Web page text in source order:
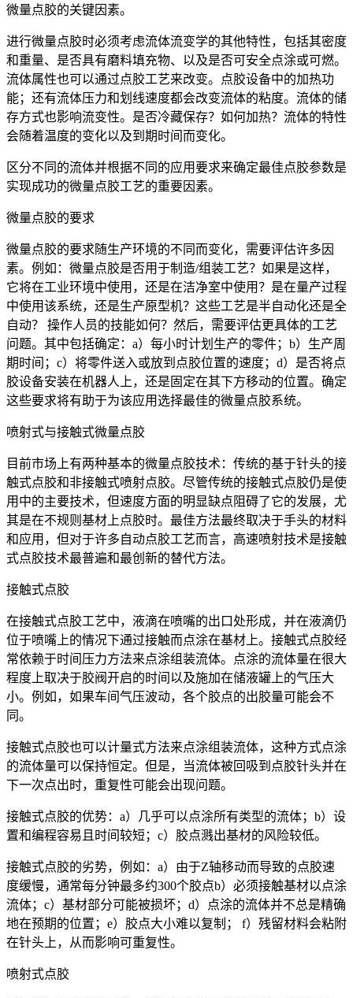
微量点胶的关键因素。
进行微量点胶时必须考虑流体流变学的其他特性，包括其密度
和重量、是否具有磨料填充物、以及是否可安全点涂或可燃。
流体属性也可以通过点胶工艺来改变。点胶设备中的加热功
能；还有流体压力和划线速度都会改变流体的粘度。流体的储
存方式也影响流变性。是否冷藏保存？如何加热？流体的特性
会随着温度的变化以及到期时间而变化。
区分不同的流体并根据不同的应用要求来确定最佳点胶参数是
实现成功的微量点胶工艺的重要因素。
微量点胶的要求
微量点胶的要求随生产环境的不同而变化，需要评估许多因
素。例如：微量点胶是否用于制造/组装工艺？如果是这样，
它将在工业环境中使用，还是在洁净室中使用？是在量产过程
中使用该系统，还是生产原型机？这些工艺是半自动化还是全
自动？ 操作人员的技能如何？然后，需要评估更具体的工艺
问题。其中包括确定：a）每小时计划生产的零件；b）生产周
期时间；c）将零件送入或放到点胶位置的速度；d）是否将点
胶设备安装在机器人上，还是固定在其下方移动的位置。确定
这些要求将有助于为该应用选择最佳的微量点胶系统。
喷射式与接触式微量点胶
目前市场上有两种基本的微量点胶技术：传统的基于针头的接
触式点胶和非接触式喷射点胶。尽管传统的接触式点胶仍是使
用中的主要技术，但速度方面的明显缺点阻碍了它的发展，尤
其是在不规则基材上点胶时。最佳方法最终取决于手头的材料
和应用，但对于许多自动点胶工艺而言，高速喷射技术是接触
式点胶技术最普遍和最创新的替代方法。
接触式点胶
在接触式点胶工艺中，液滴在喷嘴的出口处形成，并在液滴仍
位于喷嘴上的情况下通过接触而点涂在基材上。接触式点胶经
常依赖于时间压力方法来点涂组装流体。点涂的流体量在很大
程度上取决于胶阀开启的时间以及施加在储液罐上的气压大
小。例如，如果车间气压波动，各个胶点的出胶量可能会不
同。
接触式点胶也可以计量式方法来点涂组装流体，这种方式点涂
的流体量可以保持恒定。但是，当流体被回吸到点胶针头并在
下一次点出时，重复性可能会出现问题。
接触式点胶的优势：a）几乎可以点涂所有类型的流体；b）设
置和编程容易且时间较短；c）胶点溅出基材的风险较低。
接触式点胶的劣势，例如：a）由于Z轴移动而导致的点胶速
度缓慢，通常每分钟最多约300个胶点b）必须接触基材以点涂
流体；c）基材部分可能被损坏；d）点涂的流体并不总是精确
地在预期的位置；e）胶点大小难以复制； f）残留材料会粘附
在针头上，从而影响可重复性。
喷射式点胶